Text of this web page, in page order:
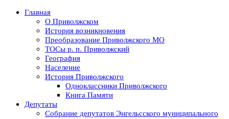
Главная
О Приволжском
История возникновения
Преобразование Приволжского МО
ТОСы р. п. Приволжский
География
Население
История Приволжского
Одноклассники Приволжского
Книга Памяти
Депутаты
Собрание депутатов Энгельсского муниципального